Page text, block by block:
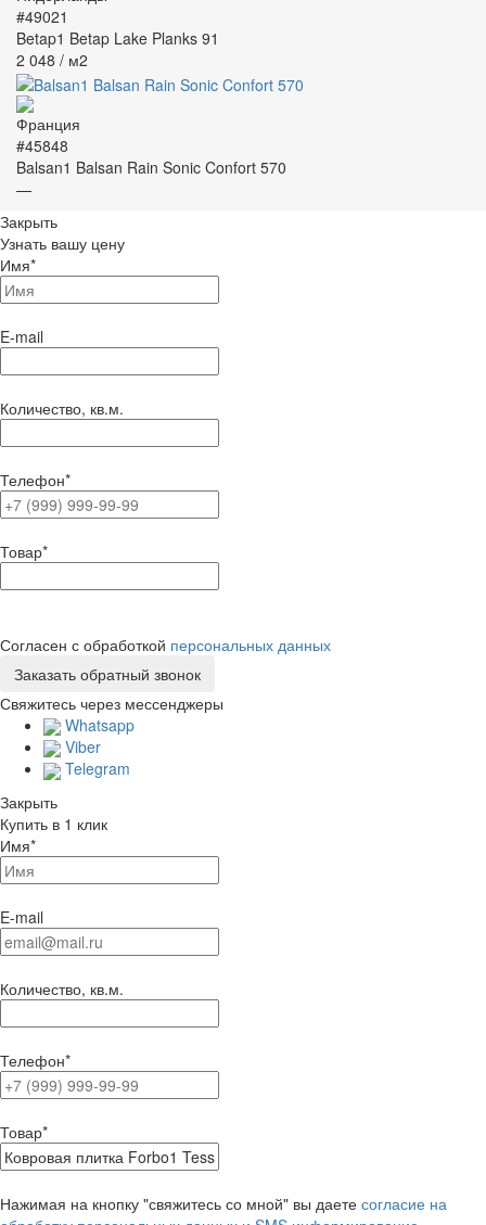
#49021
Betap1 Betap Lake Planks 91
2 048 / м2
#45848
Balsan1 Balsan Rain Sonic Confort 570
—
Закрыть
Узнать вашу цену
Имя*
E-mail
Количество, кв.м.
Телефон*
Товар*
Согласен с обработкой персональных данных
Свяжитесь через мессенджеры
Whatsapp
Viber
Telegram
Закрыть
Купить в 1 клик
Имя*
E-mail
Количество, кв.м.
Телефон*
Товар*
Нажимая на кнопку "свяжитесь со мной" вы даете согласие на